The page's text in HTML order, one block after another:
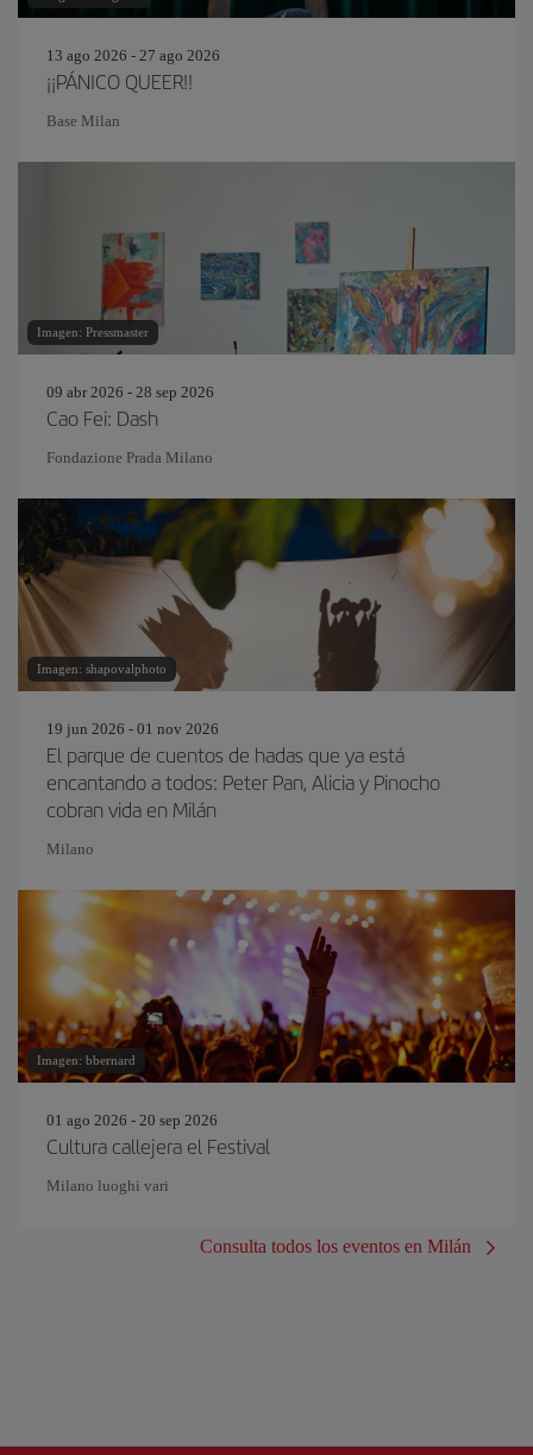
13 ago 2026 - 27 ago 2026
¡¡PÁNICO QUEER!!
Base Milan
Imagen: Pressmaster
09 abr 2026 - 28 sep 2026
Cao Fei: Dash
Fondazione Prada Milano
Imagen: shapovalphoto
19 jun 2026 - 01 nov 2026
El parque de cuentos de hadas que ya está
encantando a todos: Peter Pan, Alicia y Pinocho
cobran vida en Milán
Milano
Imagen: bbernard
01 ago 2026 - 20 sep 2026
Cultura callejera el Festival
Milano luoghi vari
Consulta todos los eventos en Milán